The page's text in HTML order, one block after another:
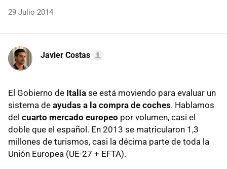
29 Julio 2014
Javier Costas
El Gobierno de Italia se está moviendo para evaluar un
sistema de ayudas a la compra de coches. Hablamos
del cuarto mercado europeo por volumen, casi el
doble que el español. En 2013 se matricularon 1,3
millones de turismos, casi la décima parte de toda la
Unión Europea (UE-27 + EFTA).